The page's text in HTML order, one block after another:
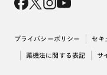
採用情報
出店について
プライバシーポリシー セキ
薬機法に関する表記 サ